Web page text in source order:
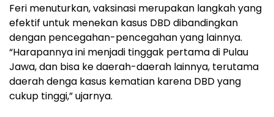
Feri menuturkan, vaksinasi merupakan langkah yang
efektif untuk menekan kasus DBD dibandingkan
dengan pencegahan-pencegahan yang lainnya.
“Harapannya ini menjadi tinggak pertama di Pulau
Jawa, dan bisa ke daerah-daerah lainnya, terutama
daerah denga kasus kematian karena DBD yang
cukup tinggi,” ujarnya.